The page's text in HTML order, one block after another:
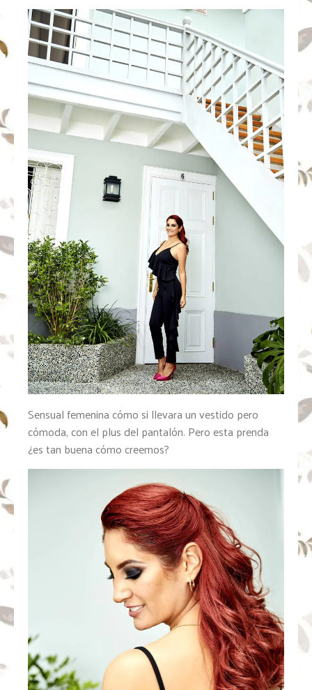
Sensual femenina cómo si llevara un vestido pero
cómoda, con el plus del pantalón. Pero esta prenda
¿es tan buena cómo creemos?